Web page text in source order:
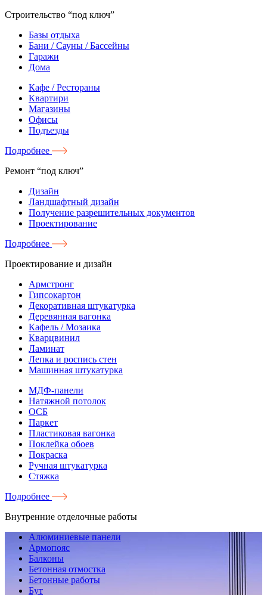
Строительство “под ключ”
Базы отдыха
Бани / Сауны / Бассейны
Гаражи
Дома
Кафе / Рестораны
Квартири
Магазины
Офисы
Подъезды
Подробнее
Ремонт “под ключ”
Дизайн
Ландшафтный дизайн
Получение разрешительных документов
Проектирование
Подробнее
Проектирование и дизайн
Армстронг
Гипсокартон
Декоративная штукатурка
Деревянная вагонка
Кафель / Мозаика
Кварцвинил
Ламинат
Лепка и роспись стен
Машинная штукатурка
МДФ-панели
Натяжной потолок
ОСБ
Паркет
Пластиковая вагонка
Поклейка обоев
Покраска
Ручная штукатурка
Стяжка
Подробнее
Внутренние отделочные работы
Алюминиевые панели
Армопояс
Балконы
Бетонная отмостка
Бетонные работы
Бут